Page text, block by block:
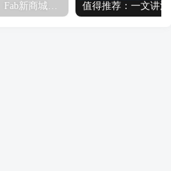
UE5（虚幻引擎5）Fab新商城免费资源如何快速入库？